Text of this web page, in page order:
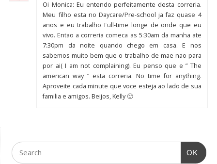
Oi Monica: Eu entendo perfeitamente desta correria.
Meu filho esta no Daycare/Pre-school ja faz quase 4
anos e eu trabalho Full-time longe de onde que eu
vivo. Entao a correria comeca as 5:30am da manha ate
7:30pm da noite quando chego em casa. E nos
sabemos muito bem que o trabalho de mae nao para
por ai( I am not complaining). Eu penso que e ” The
american way ” esta correria. No time for anything.
Aproveite cada minute que voce esteja ao lado de sua
familia e amigos. Beijos, Kelly 🙂
OK